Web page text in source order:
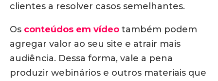
clientes a resolver casos semelhantes.
Os conteúdos em vídeo também podem
agregar valor ao seu site e atrair mais
audiência. Dessa forma, vale a pena
produzir webinários e outros materiais que